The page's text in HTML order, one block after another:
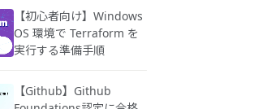
【初心者向け】Windows
OS 環境で Terraform を
実行する準備手順
【Github】Github